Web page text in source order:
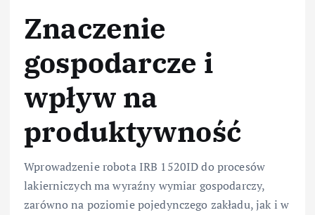
Znaczenie
gospodarcze i
wpływ na
produktywność
Wprowadzenie robota IRB 1520ID do procesów
lakierniczych ma wyraźny wymiar gospodarczy,
zarówno na poziomie pojedynczego zakładu, jak i w